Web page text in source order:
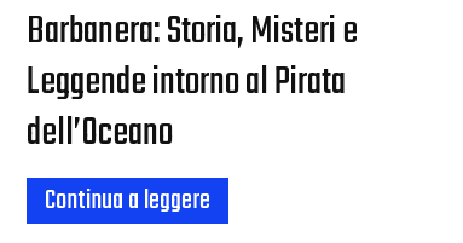
Barbanera: Storia, Misteri e
Leggende intorno al Pirata
dell’Oceano
Continua a leggere